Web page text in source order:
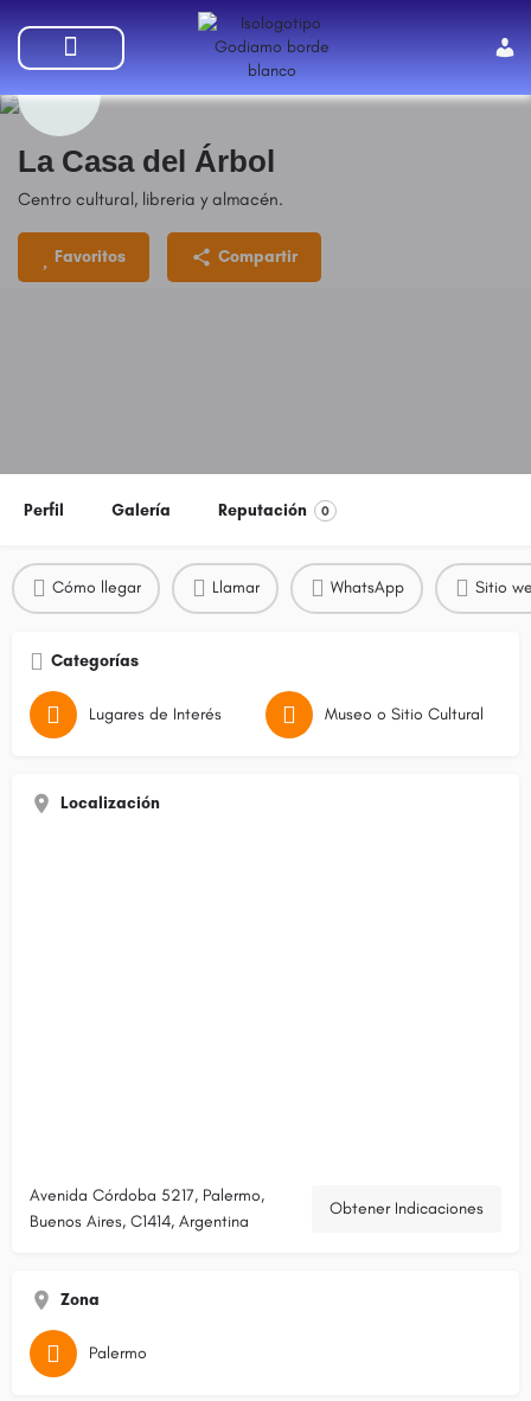
La Casa del Árbol
Centro cultural, libreria y almacén.
Favoritos Compartir
Perfil Galería Reputación 0
Cómo llegar Llamar WhatsApp Sitio
Categorías
Lugares de Interés Museo o Sitio Cultural
Localización
Avenida Córdoba 5217, Palermo,
Buenos Aires, C1414, Argentina
Obtener Indicaciones
Zona
Palermo